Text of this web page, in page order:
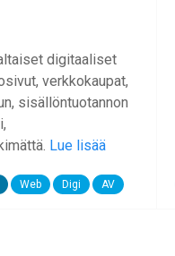
digitaaliset
verkkokaupat,
sisällöntuotannon
Lue lisää
Web Digi AV